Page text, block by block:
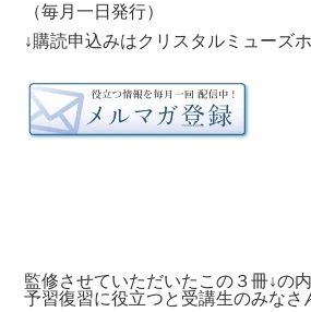
（毎月一日発行）
↓購読申込みはクリスタルミューズ
監修させていただいたこの３冊↓の
予習復習に役立つと受講生のみなさ